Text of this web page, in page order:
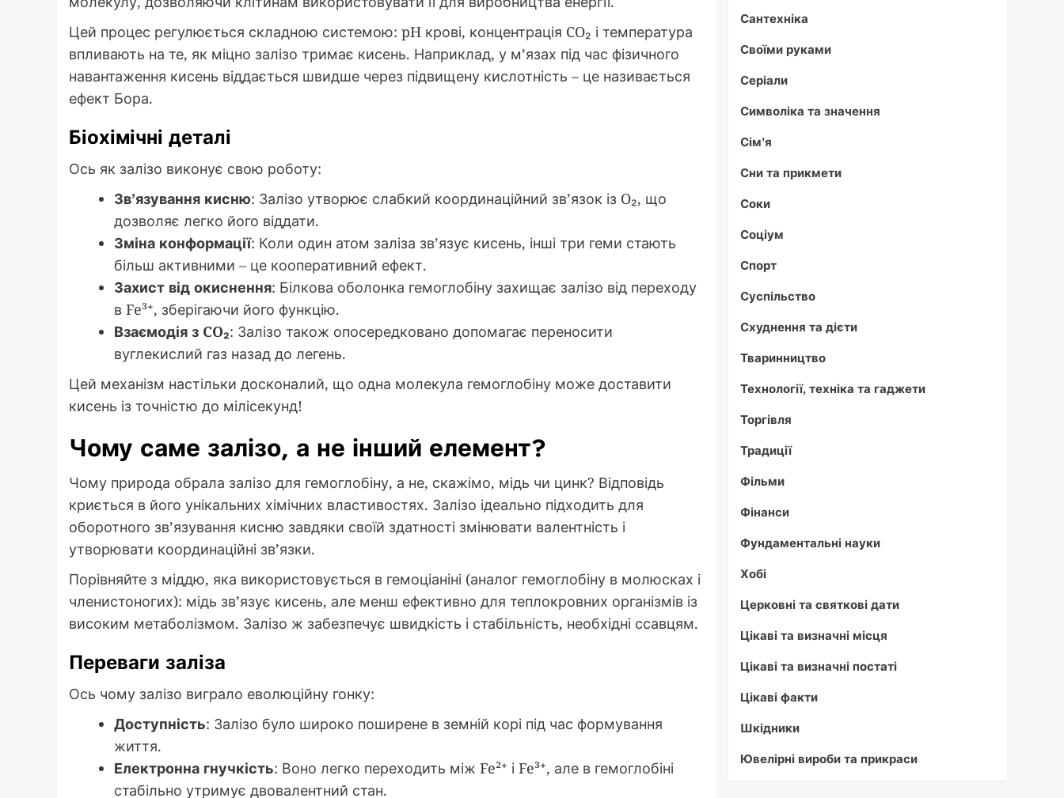
Цей процес регулюється складною системою: pH крові, концентрація CO₂ і температура
впливають на те, як міцно залізо тримає кисень. Наприклад, у м’язах під час фізичного
навантаження кисень віддається швидше через підвищену кислотність – це називається
ефект Бора.
Біохімічні деталі
Ось як залізо виконує свою роботу:
Зв’язування кисню: Залізо утворює слабкий координаційний зв’язок із O₂, що
дозволяє легко його віддати.
Зміна конформації: Коли один атом заліза зв’язує кисень, інші три геми стають
більш активними – це кооперативний ефект.
Захист від окиснення: Білкова оболонка гемоглобіну захищає залізо від переходу
в Fe³⁺, зберігаючи його функцію.
Взаємодія з CO₂: Залізо також опосередковано допомагає переносити
вуглекислий газ назад до легень.
Цей механізм настільки досконалий, що одна молекула гемоглобіну може доставити
кисень із точністю до мілісекунд!
Чому саме залізо, а не інший елемент?
Чому природа обрала залізо для гемоглобіну, а не, скажімо, мідь чи цинк? Відповідь
криється в його унікальних хімічних властивостях. Залізо ідеально підходить для
оборотного зв’язування кисню завдяки своїй здатності змінювати валентність і
утворювати координаційні зв’язки.
Порівняйте з міддю, яка використовується в гемоціаніні (аналог гемоглобіну в молюсках і
членистоногих): мідь зв’язує кисень, але менш ефективно для теплокровних організмів із
високим метаболізмом. Залізо ж забезпечує швидкість і стабільність, необхідні ссавцям.
Переваги заліза
Ось чому залізо виграло еволюційну гонку:
Доступність: Залізо було широко поширене в земній корі під час формування
життя.
Електронна гнучкість: Воно легко переходить між Fe²⁺ і Fe³⁺, але в гемоглобіні
стабільно утримує двовалентний стан.
Сантехніка
Своїми руками
Серіали
Символіка та значення
Сім'я
Сни та прикмети
Соки
Соціум
Спорт
Суспільство
Схуднення та дієти
Тваринництво
Технології, техніка та гаджети
Торгівля
Традиції
Фільми
Фінанси
Фундаментальні науки
Хобі
Церковні та святкові дати
Цікаві та визначні місця
Цікаві та визначні постаті
Цікаві факти
Шкідники
Ювелірні вироби та прикраси